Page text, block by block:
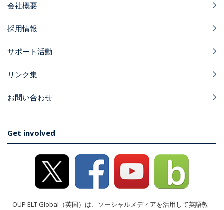
会社概要
採用情報
サポート活動
リンク集
お問い合わせ
Get involved
OUP ELT Global（英国）は、ソーシャルメディアを活用して英語教